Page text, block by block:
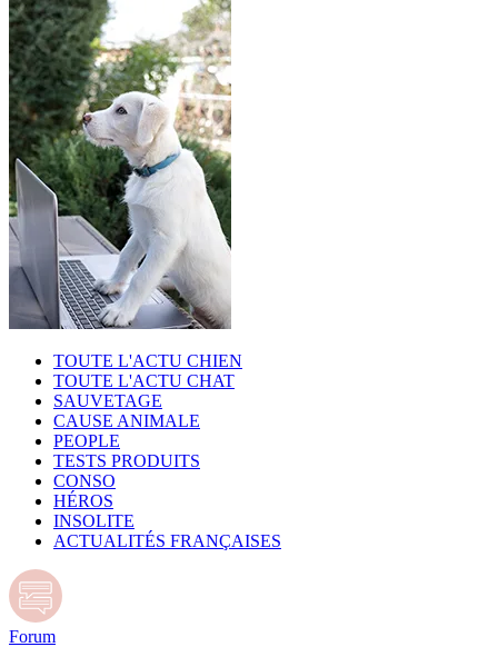
TOUTE L'ACTU CHIEN
TOUTE L'ACTU CHAT
SAUVETAGE
CAUSE ANIMALE
PEOPLE
TESTS PRODUITS
CONSO
HÉROS
INSOLITE
ACTUALITÉS FRANÇAISES
Forum